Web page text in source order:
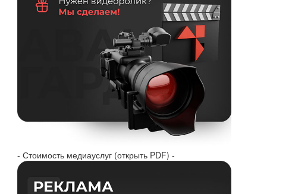
- Стоимость медиауслуг (открыть PDF) -